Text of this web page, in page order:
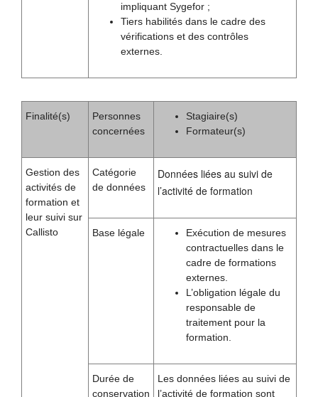
impliquant Sygefor ;
Tiers habilités dans le cadre des
vérifications et des contrôles
externes.
Finalité(s)
Personnes
concernées
Stagiaire(s)
Formateur(s)
Gestion des
activités de
formation et
leur suivi sur
Callisto
Catégorie
de données
Données liées au suivi de
l’activité de formation
Base légale
Exécution de mesures
contractuelles dans le
cadre de formations
externes.
L’obligation légale du
responsable de
traitement pour la
formation.
Durée de
conservation
Les données liées au suivi de
l’activité de formation sont